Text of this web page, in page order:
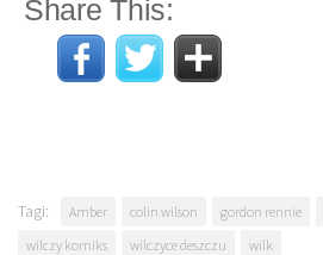
Share This:
Tagi: Amber colin wilson gordon rennie
wilczy komiks
wilczyce deszczu wilk